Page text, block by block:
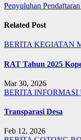
Navigasi
pos
Penyuluhan
Related Post
BERITAKEGIATAN
RAT Tahun 2025
Mar 30, 2026
BERITA INFORMASI
Transparasi Desa
Feb 12, 2026